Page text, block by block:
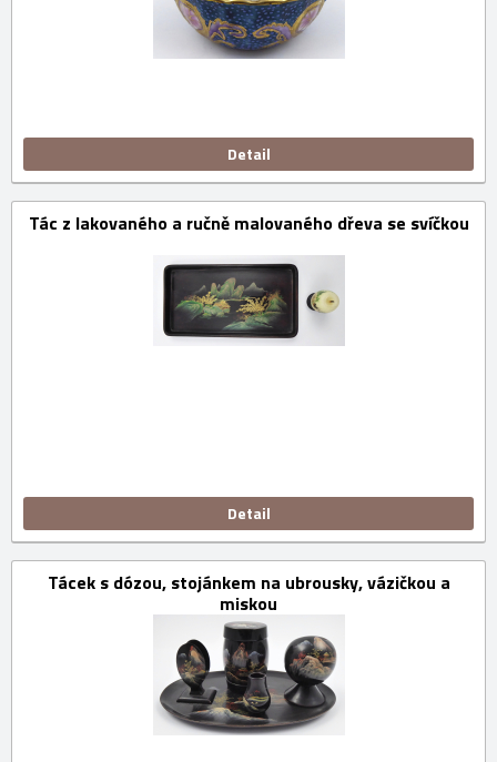
Detail
Tác z lakovaného a ručně malovaného dřeva se svíčkou
Detail
Tácek s dózou, stojánkem na ubrousky, vázičkou a
miskou